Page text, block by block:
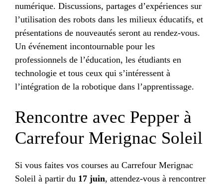
numérique. Discussions, partages d’expériences sur
l’utilisation des robots dans les milieux éducatifs, et
présentations de nouveautés seront au rendez-vous.
Un événement incontournable pour les
professionnels de l’éducation, les étudiants en
technologie et tous ceux qui s’intéressent à
l’intégration de la robotique dans l’apprentissage.
Rencontre avec Pepper à
Carrefour Merignac Soleil
Si vous faites vos courses au Carrefour Merignac
Soleil à partir du 17 juin, attendez-vous à rencontrer